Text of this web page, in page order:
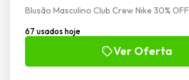
Blusão Masculino Club Crew Nike 30% OFF
67 usados hoje
Ver Oferta